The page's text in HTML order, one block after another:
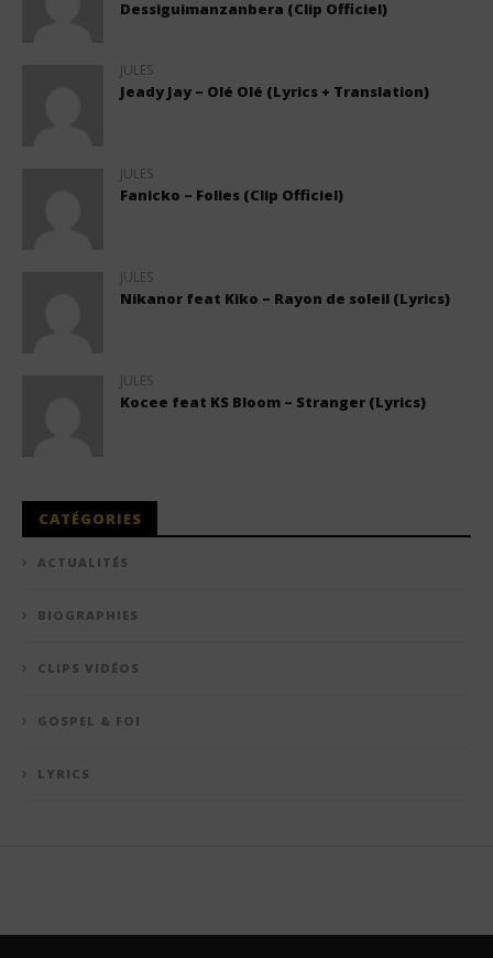
Dessiguimanzanbera (Clip Officiel)
JULES
Jeady Jay – Olé Olé (Lyrics + Translation)
JULES
Fanicko – Folies (Clip Officiel)
JULES
Nikanor feat Kiko – Rayon de soleil (Lyrics)
JULES
Kocee feat KS Bloom – Stranger (Lyrics)
CATÉGORIES
ACTUALITÉS
BIOGRAPHIES
CLIPS VIDÉOS
GOSPEL & FOI
LYRICS